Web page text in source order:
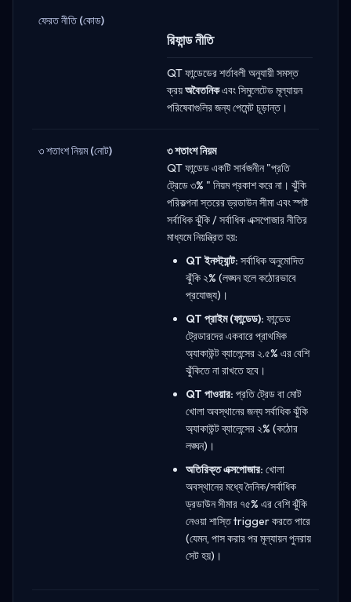
ফেরত নীতি (কোড)
রিফান্ড নীতি
QT ফান্ডেডের শর্তাবলী অনুযায়ী সমস্ত
ক্রয়অবৈতনিকএবং সিমুলেটেড মূল্যায়ন
পরিষেবাগুলির জন্য পেমেন্ট চূড়ান্ত।
৩ শতাংশ নিয়ম (নোট)
৩ শতাংশ নিয়ম
QT ফান্ডেড একটি সার্বজনীন "প্রতি
ট্রেডে ৩% " নিয়ম প্রকাশ করে না। ঝুঁকি
পরিকল্পনা স্তরের ড্রডাউন সীমা এবং স্পষ্ট
সর্বাধিক ঝুঁকি / সর্বাধিক এক্সপোজার নীতির
মাধ্যমে নিয়ন্ত্রিত হয়:
QT ইনস্ট্যান্ট: সর্বাধিক অনুমোদিত
ঝুঁকি ২% (লঙ্ঘন হলে কঠোরভাবে
প্রযোজ্য)।
QT প্রাইম (ফান্ডেড): ফান্ডেড
ট্রেডারদের একবারে প্রাথমিক
অ্যাকাউন্ট ব্যালেন্সের ২.৫% এর বেশি
ঝুঁকিতে না রাখতে হবে।
QT পাওয়ার: প্রতি ট্রেড বা মোট
খোলা অবস্থানের জন্য সর্বাধিক ঝুঁকি
অ্যাকাউন্ট ব্যালেন্সের ২% (কঠোর
লঙ্ঘন)।
অতিরিক্ত এক্সপোজার: খোলা
অবস্থানের মধ্যে দৈনিক/সর্বাধিক
ড্রডাউন সীমার ৭৫% এর বেশি ঝুঁকি
নেওয়া শাস্তি trigger করতে পারে
(যেমন, পাস করার পর মূল্যায়ন পুনরায়
সেট হয়)।